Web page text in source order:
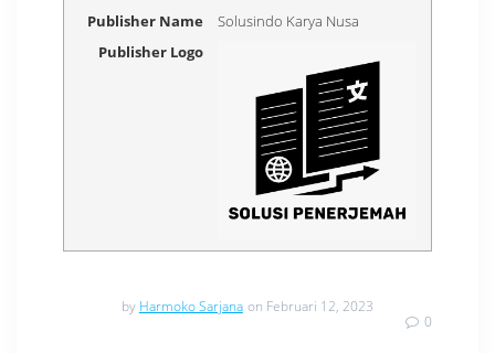
Publisher Name
Solusindo Karya Nusa
Publisher Logo
by Harmoko Sarjana on Februari 12, 2023
0